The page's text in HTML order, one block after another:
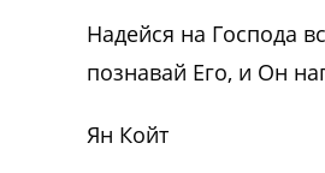
Надейся на Господа
познавай Его, и Он
Ян Койт